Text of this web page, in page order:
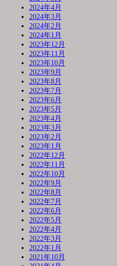
2024年4月
2024年3月
2024年2月
2024年1月
2023年12月
2023年11月
2023年10月
2023年9月
2023年8月
2023年7月
2023年6月
2023年5月
2023年4月
2023年3月
2023年2月
2023年1月
2022年12月
2022年11月
2022年10月
2022年9月
2022年8月
2022年7月
2022年6月
2022年5月
2022年4月
2022年3月
2022年1月
2021年10月